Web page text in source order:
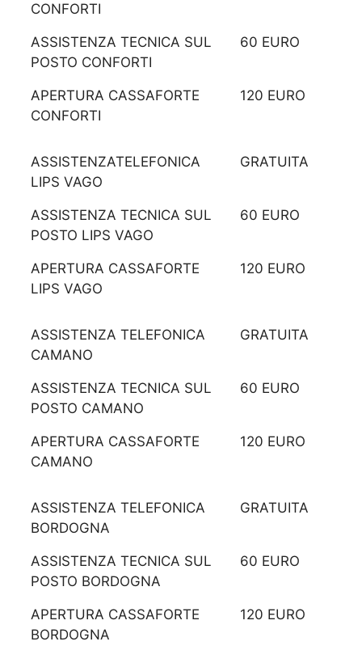
CONFORTI
ASSISTENZA TECNICA SUL
POSTO CONFORTI
60 EURO
APERTURA CASSAFORTE
CONFORTI
120 EURO
ASSISTENZATELEFONICA
LIPS VAGO
GRATUITA
ASSISTENZA TECNICA SUL
POSTO LIPS VAGO
60 EURO
APERTURA CASSAFORTE
LIPS VAGO
120 EURO
ASSISTENZA TELEFONICA
CAMANO
GRATUITA
ASSISTENZA TECNICA SUL
POSTO CAMANO
60 EURO
APERTURA CASSAFORTE
CAMANO
120 EURO
ASSISTENZA TELEFONICA
BORDOGNA
GRATUITA
ASSISTENZA TECNICA SUL
POSTO BORDOGNA
60 EURO
APERTURA CASSAFORTE
BORDOGNA
120 EURO